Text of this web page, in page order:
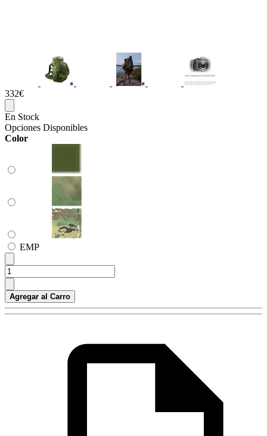
332€
En Stock
Opciones Disponibles
Color
ЕМР
Agregar al Carro